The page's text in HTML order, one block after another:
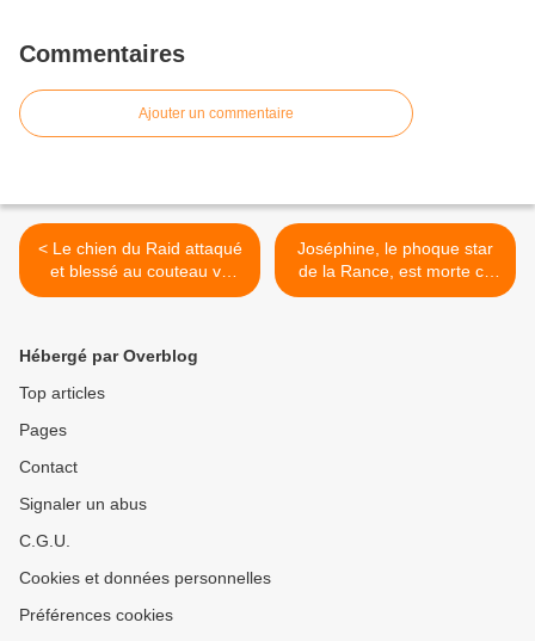
Commentaires
Ajouter un commentaire
< Le chien du Raid attaqué
et blessé au couteau va
recevoir une médaille
Joséphine, le phoque star
de la Rance, est morte ce
dimanche matin >
Hébergé par Overblog
Top articles
Pages
Contact
Signaler un abus
C.G.U.
Cookies et données personnelles
Préférences cookies